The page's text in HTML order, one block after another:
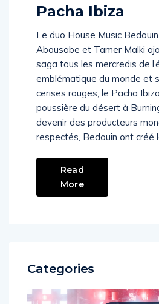
Pacha Ibiza
Le duo House Music
Abousabe et Tamer Malki
saga tous les mercredis de
emblématique du monde et
cerises rouges, le Pacha
poussière du désert à
devenir des producteurs
respectés, Bedouin ont créé
Read
More
Categories